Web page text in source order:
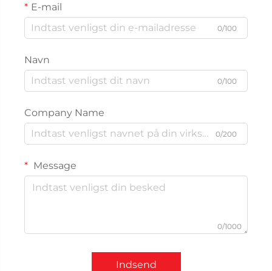
E-mail
0/100
Navn
0/100
Company Name
0/200
Message
0/1000
Indsend